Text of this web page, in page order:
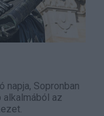
napja, Sopronban
az